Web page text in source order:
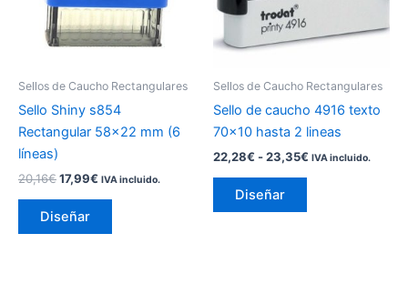
Sellos de Caucho Rectangulares
Sello Shiny s854
Rectangular 58×22 mm (6
líneas)
20,16€17,99€ IVA incluido.
Diseñar
Las
opciones
en
de
Sellos de Caucho Rectangulares
Sello de caucho 4916 texto
70×10 hasta 2 lineas
22,28€ -23,35€ IVA incluido.
Diseñar
opciones
en
la
página